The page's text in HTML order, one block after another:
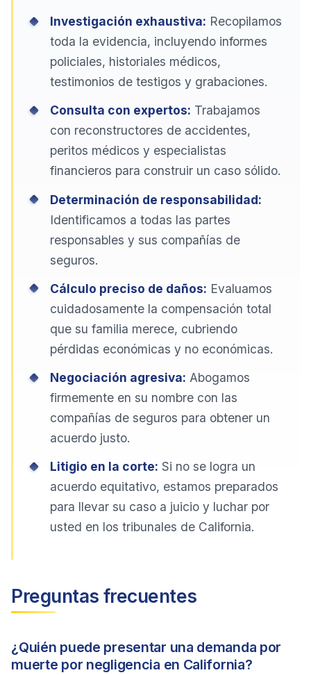
Investigación exhaustiva: Recopilamos
toda la evidencia, incluyendo informes
policiales, historiales médicos,
testimonios de testigos y grabaciones.
Consulta con expertos: Trabajamos
con reconstructores de accidentes,
peritos médicos y especialistas
financieros para construir un caso sólido.
Determinación de responsabilidad:
Identificamos a todas las partes
responsables y sus compañías de
seguros.
Cálculo preciso de daños: Evaluamos
cuidadosamente la compensación total
que su familia merece, cubriendo
pérdidas económicas y no económicas.
Negociación agresiva: Abogamos
firmemente en su nombre con las
compañías de seguros para obtener un
acuerdo justo.
Litigio en la corte: Si no se logra un
acuerdo equitativo, estamos preparados
para llevar su caso a juicio y luchar por
usted en los tribunales de California.
Preguntas frecuentes
¿Quién puede presentar una demanda por
muerte por negligencia en California?